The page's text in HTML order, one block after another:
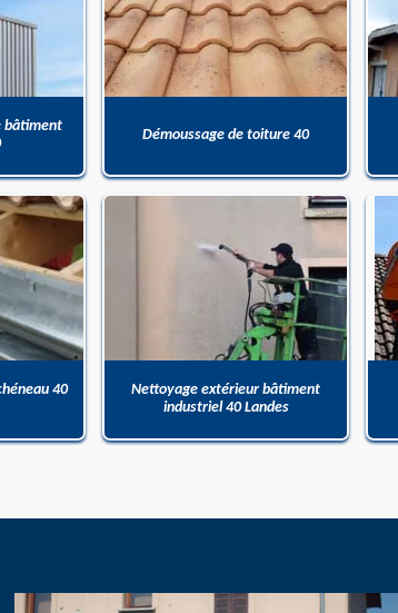
bâtiment
Démoussage de toiture 40
40
Nettoyage extérieur bâtiment
industriel 40 Landes